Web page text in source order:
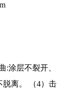
:涂层不裂开、
脱离。 （4）击